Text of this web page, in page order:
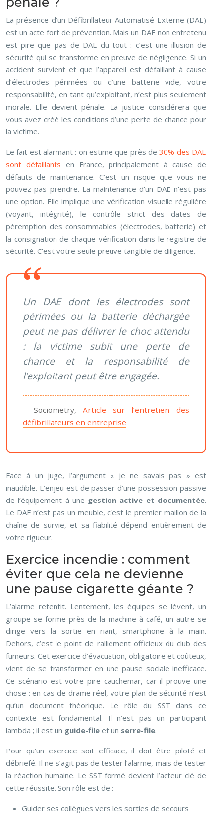
La présence d’un Défibrillateur Automatisé Externe (DAE)
est un acte fort de prévention. Mais un DAE non entretenu
est pire que pas de DAE du tout : c’est une illusion de
sécurité qui se transforme en preuve de négligence. Si un
accident survient et que l’appareil est défaillant à cause
d’électrodes périmées ou d’une batterie vide, votre
responsabilité, en tant qu’exploitant, n’est plus seulement
morale. Elle devient pénale. La justice considérera que
vous avez créé les conditions d’une perte de chance pour
la victime.
Le fait est alarmant : on estime que près de30% des DAE
sont défaillants en France, principalement à cause de
défauts de maintenance. C’est un risque que vous ne
pouvez pas prendre. La maintenance d’un DAE n’est pas
une option. Elle implique une vérification visuelle régulière
(voyant, intégrité), le contrôle strict des dates de
péremption des consommables (électrodes, batterie) et
la consignation de chaque vérification dans le registre de
sécurité. C’est votre seule preuve tangible de diligence.
Un DAE dont les électrodes sont
périmées ou la batterie déchargée
peut ne pas délivrer le choc attendu
: la victime subit une perte de
chance et la responsabilité de
l’exploitant peut être engagée.
– Sociometry,Article sur l’entretien des
défibrillateurs en entreprise
Face à un juge, l’argument « je ne savais pas » est
inaudible. L’enjeu est de passer d’une possession passive
de l’équipement à une gestion active et documentée.
Le DAE n’est pas un meuble, c’est le premier maillon de la
chaîne de survie, et sa fiabilité dépend entièrement de
votre rigueur.
Exercice incendie : comment
éviter que cela ne devienne
une pause cigarette géante ?
L’alarme retentit. Lentement, les équipes se lèvent, un
groupe se forme près de la machine à café, un autre se
dirige vers la sortie en riant, smartphone à la main.
Dehors, c’est le point de ralliement officieux du club des
fumeurs. Cet exercice d’évacuation, obligatoire et coûteux,
vient de se transformer en une pause sociale inefficace.
Ce scénario est votre pire cauchemar, car il prouve une
chose : en cas de drame réel, votre plan de sécurité n’est
qu’un document théorique. Le rôle du SST dans ce
contexte est fondamental. Il n’est pas un participant
lambda ; il est un guide-file et un serre-file.
Pour qu’un exercice soit efficace, il doit être piloté et
débriefé. Il ne s’agit pas de tester l’alarme, mais de tester
la réaction humaine. Le SST formé devient l’acteur clé de
cette réussite. Son rôle est de :
Guider ses collègues vers les sorties de secours